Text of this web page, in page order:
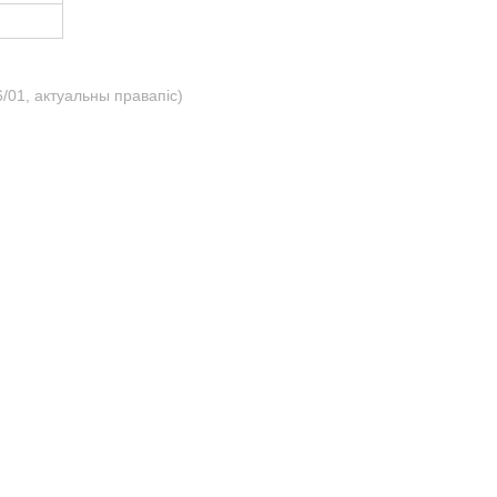
актуальны правапіс)